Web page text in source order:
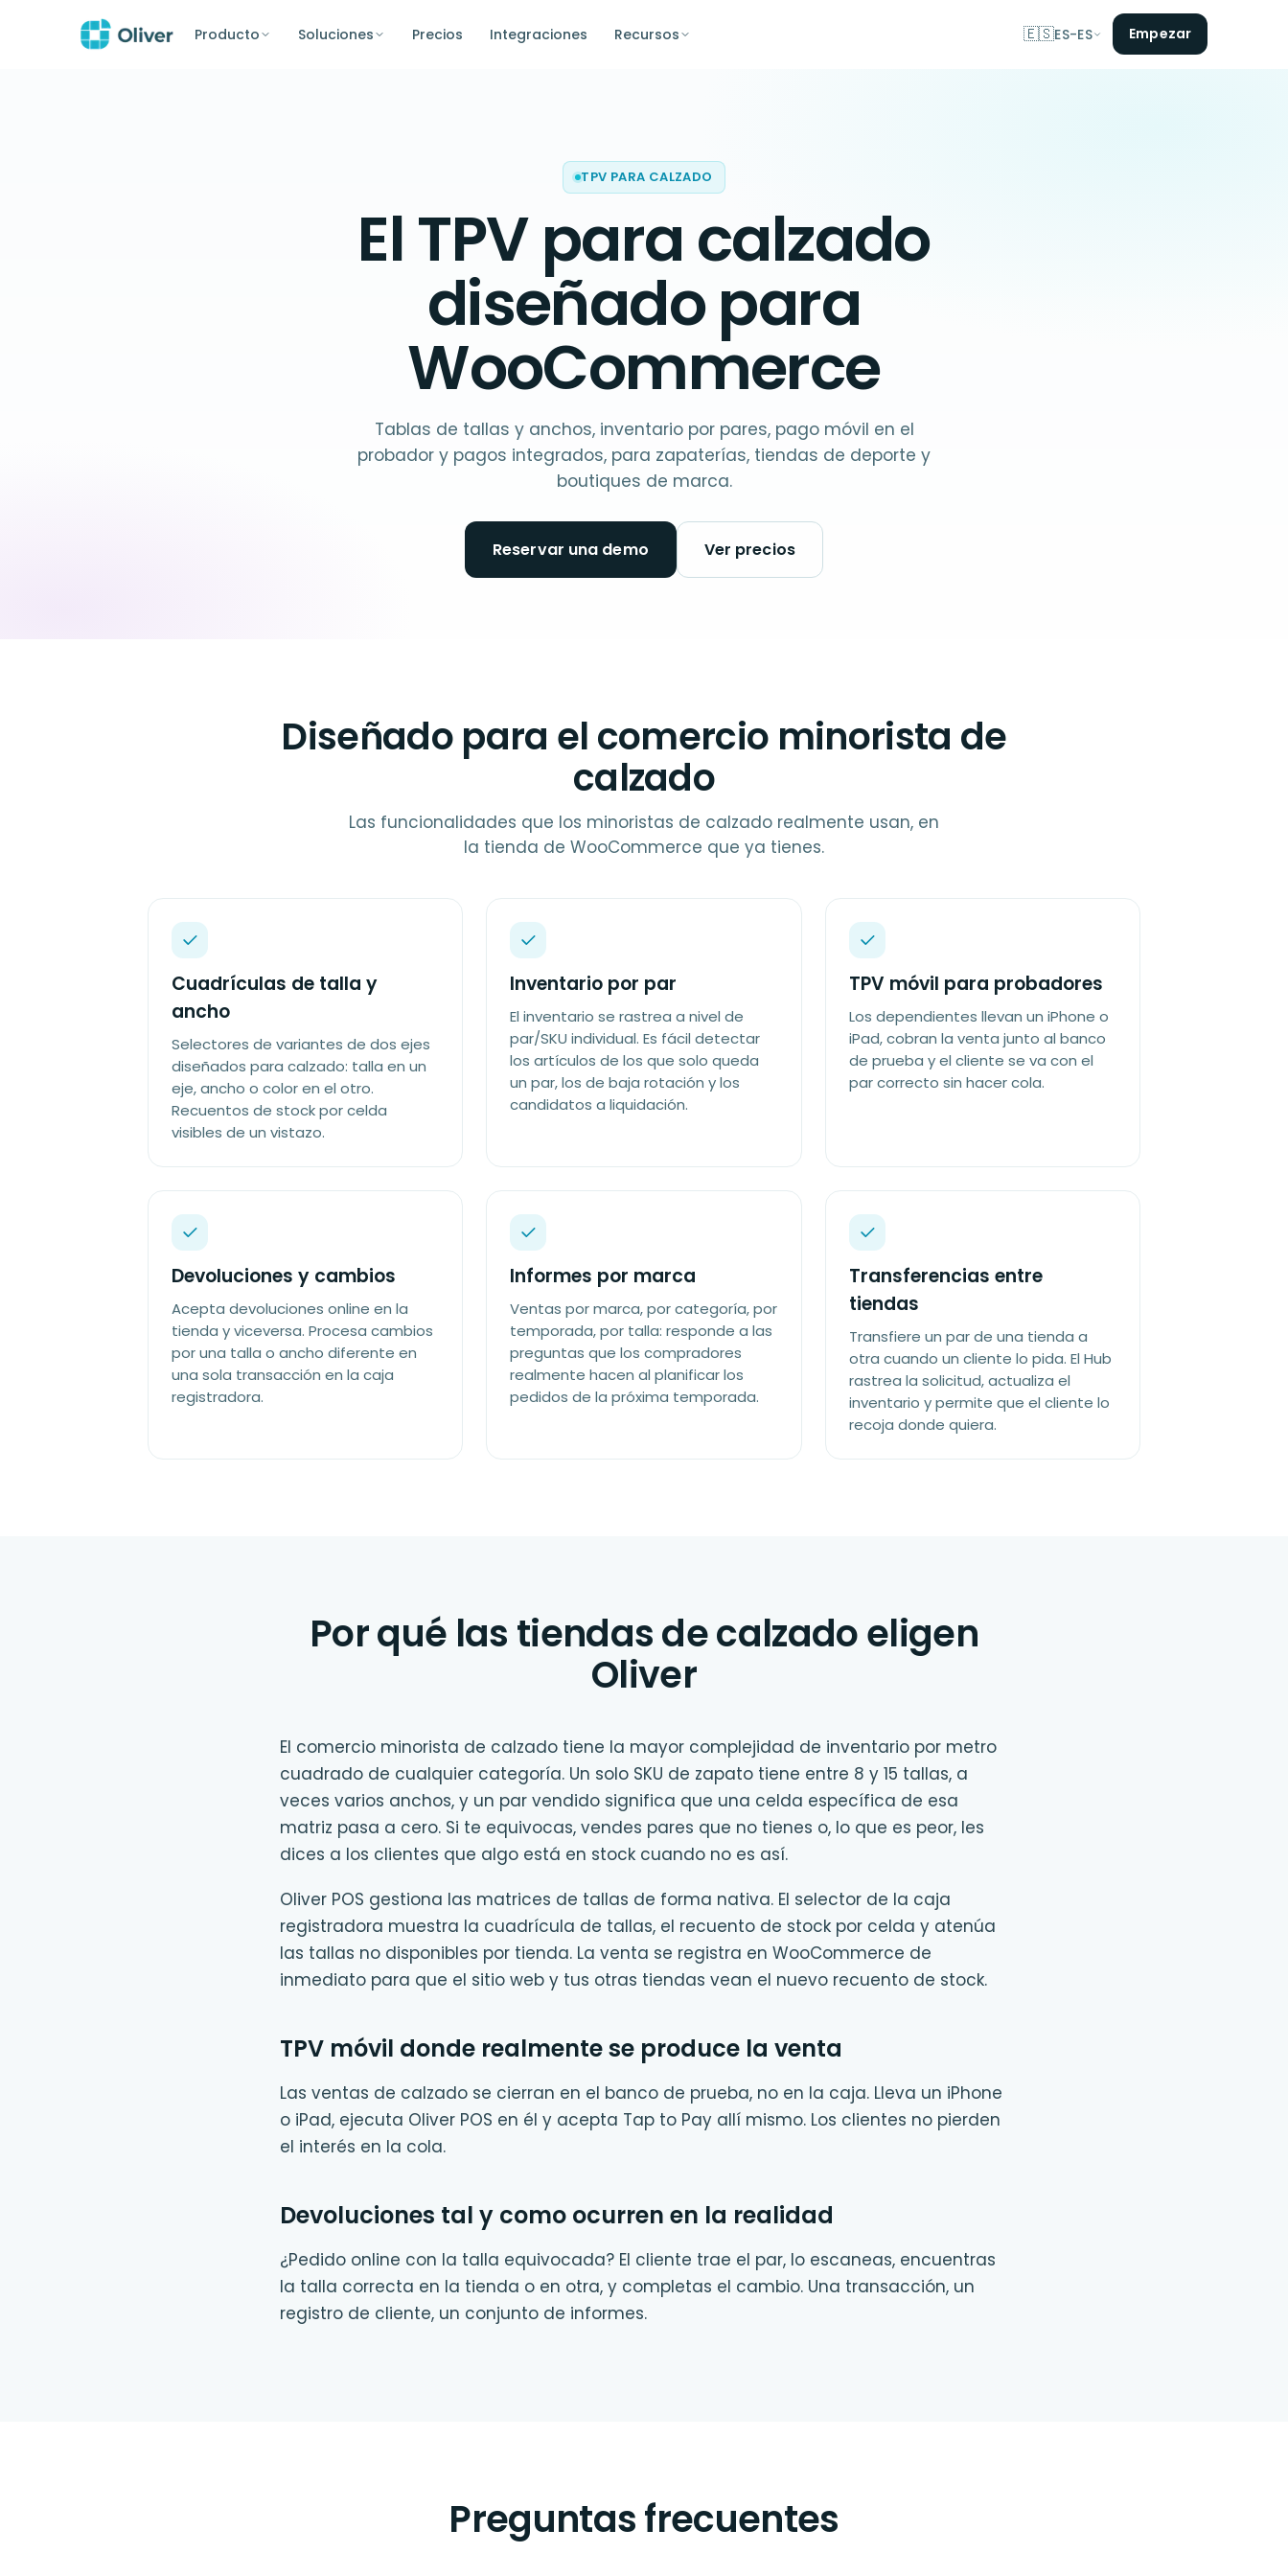
Producto Soluciones Precios Integraciones Recursos 🇪🇸ES-ES Empezar
TPV PARA CALZADO
ElTPV para calzado
diseñado para
WooCommerce
Tablas de tallas y anchos, inventario por pares, pago móvil en el
probador y pagos integrados, para zapaterías, tiendas de deporte y
boutiques de marca.
Reservar una demo Ver precios
Diseñado para el comercio minorista de
calzado
Las funcionalidades que los minoristas de calzado realmente usan, en
la tienda de WooCommerce que ya tienes.
Cuadrículas de talla y
ancho
Selectores de variantes de dos ejes
diseñados para calzado: talla en un
eje, ancho o color en el otro.
Recuentos de stock por celda
visibles de un vistazo.
Inventario por par
El inventario se rastrea a nivel de
par/SKU individual. Es fácil detectar
los artículos de los que solo queda
un par, los de baja rotación y los
candidatos a liquidación.
TPV móvil para probadores
Los dependientes llevan un iPhone o
iPad, cobran la venta junto al banco
de prueba y el cliente se va con el
par correcto sin hacer cola.
Devoluciones y cambios
Acepta devoluciones online en la
tienda y viceversa. Procesa cambios
por una talla o ancho diferente en
una sola transacción en la caja
registradora.
Informes por marca
Ventas por marca, por categoría, por
temporada, por talla: responde a las
preguntas que los compradores
realmente hacen al planificar los
pedidos de la próxima temporada.
Transferencias entre
tiendas
Transfiere un par de una tienda a
otra cuando un cliente lo pida. El Hub
rastrea la solicitud, actualiza el
inventario y permite que el cliente lo
recoja donde quiera.
Por qué las tiendas de calzado eligen
Oliver
El comercio minorista de calzado tiene la mayor complejidad de inventario por metro
cuadrado de cualquier categoría. Un solo SKU de zapato tiene entre 8 y 15 tallas, a
veces varios anchos, y un par vendido significa que una celda específica de esa
matriz pasa a cero. Si te equivocas, vendes pares que no tienes o, lo que es peor, les
dices a los clientes que algo está en stock cuando no es así.
Oliver POS gestiona las matrices de tallas de forma nativa. El selector de la caja
registradora muestra la cuadrícula de tallas, el recuento de stock por celda y atenúa
las tallas no disponibles por tienda. La venta se registra en WooCommerce de
inmediato para que el sitio web y tus otras tiendas vean el nuevo recuento de stock.
TPV móvil donde realmente se produce la venta
Las ventas de calzado se cierran en el banco de prueba, no en la caja. Lleva un iPhone
o iPad, ejecuta Oliver POS en él y acepta Tap to Pay allí mismo. Los clientes no pierden
el interés en la cola.
Devoluciones tal y como ocurren en la realidad
¿Pedido online con la talla equivocada? El cliente trae el par, lo escaneas, encuentras
la talla correcta en la tienda o en otra, y completas el cambio. Una transacción, un
registro de cliente, un conjunto de informes.
Preguntas frecuentes